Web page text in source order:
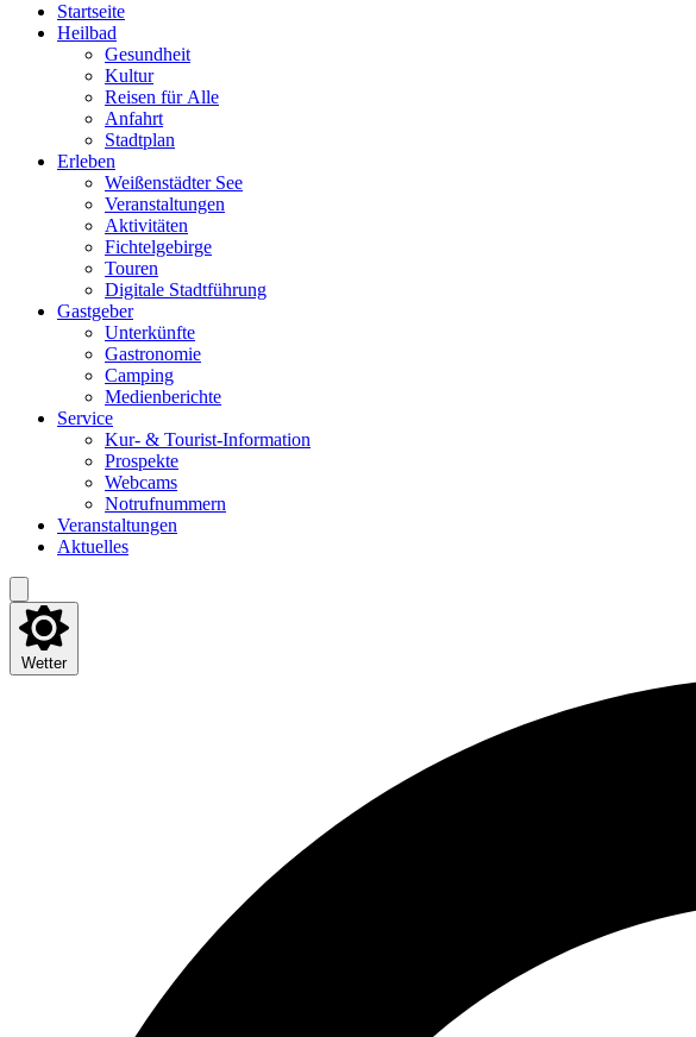
Start­sei­te
Heil­bad
Gesund­heit
Kul­tur
Rei­sen für Alle
Anfahrt
Stadt­plan
Erle­ben
Wei­ßen­städ­ter See
Ver­an­stal­tun­gen
Akti­vi­tä­ten
Fich­tel­ge­bir­ge
Tou­ren
Digi­ta­le Stadtführung
Gast­ge­ber
Unter­künf­te
Gas­tro­no­mie
Cam­ping
Medi­en­be­rich­te
Ser­vice
Kur- & Tourist-Information
Pro­spek­te
Web­cams
Not­ruf­num­mern
Ver­an­stal­tun­gen
Aktu­el­les
Wetter